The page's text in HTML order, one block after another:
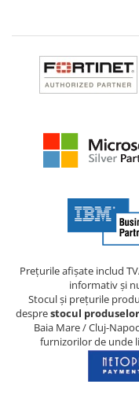
Prețurile afișate includ
informativ și
Stocul și prețurile
desprestocul produselor
Baia Mare / Cluj-
furnizorilor de unde